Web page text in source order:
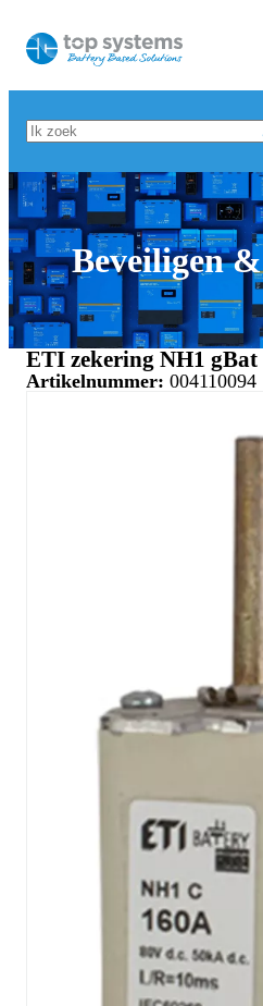
Beveiligen
ETI zekering NH1
Artikelnummer: 004110094